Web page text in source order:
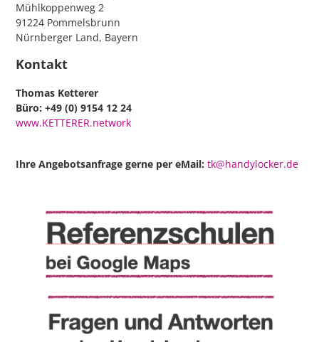
Mühlkoppenweg 2
91224 Pommelsbrunn
Nürnberger Land, Bayern
Kontakt
Thomas Ketterer
Büro: +49 (0) 9154 12 24
www.KETTERER.network
Ihre Angebotsanfrage gerne per eMail:tk@handylocker.de